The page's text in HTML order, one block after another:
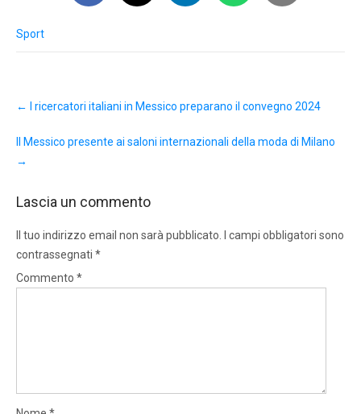
Sport
navigation
← I ricercatori italiani in Messico preparano il convegno 2024
Il Messico presente ai saloni internazionali della moda di Milano
→
Lascia un commento
Il tuo indirizzo email non sarà pubblicato.
I campi obbligatori sono
contrassegnati *
Commento *